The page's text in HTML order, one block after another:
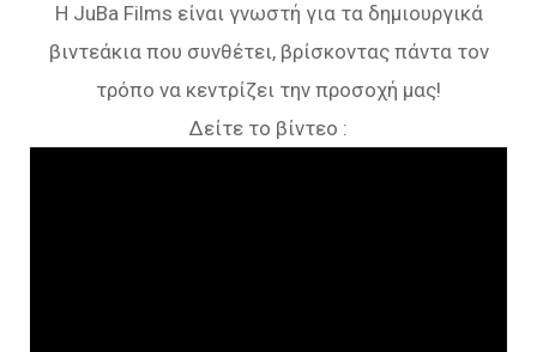
Η JuBa Films είναι γνωστή για τα δημιουργικά
βιντεάκια που συνθέτει, βρίσκοντας πάντα τον
τρόπο να κεντρίζει την προσοχή μας!
Δείτε το βίντεο :